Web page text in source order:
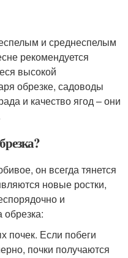
и среднеспелым
рекомендуется
высокой
обрезке, садоводы
и качество ягод – они
он всегда тянется
новые ростки,
и
почек. Если побеги
почки получаются